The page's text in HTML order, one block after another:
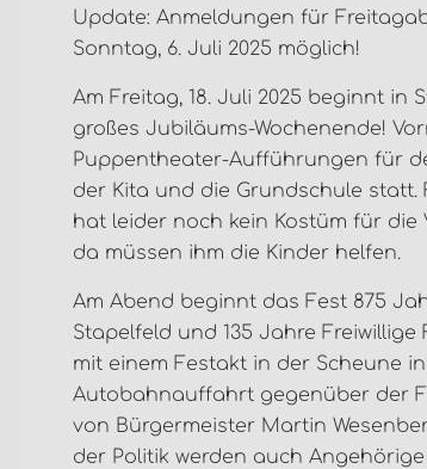
Update: Anmeldungen für
Sonntag, 6. Juli 2025 möglich!
Am Freitag, 18. Juli 2025 beginnt in
großes Jubiläums-Wochenende!
Puppentheater-Aufführungen für
der Kita und die Grundschule statt.
hat leider noch kein Kostüm für die
da müssen ihm die Kinder helfen.
Am Abend beginnt das Fest 875
Stapelfeld und 135 Jahre Freiwillige
mit einem Festakt in der Scheune
Autobahnauffahrt gegenüber der
von Bürgermeister Martin
der Politik werden auch